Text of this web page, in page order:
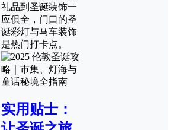
礼品到圣诞装饰一
应俱全，门口的圣
诞彩灯与马车装饰
是热门打卡点。
实用贴士：